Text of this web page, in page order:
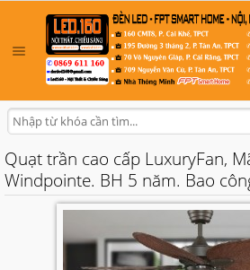
Quạt trần cao cấp LuxuryFan,
Windpointe. BH 5 năm. Bao